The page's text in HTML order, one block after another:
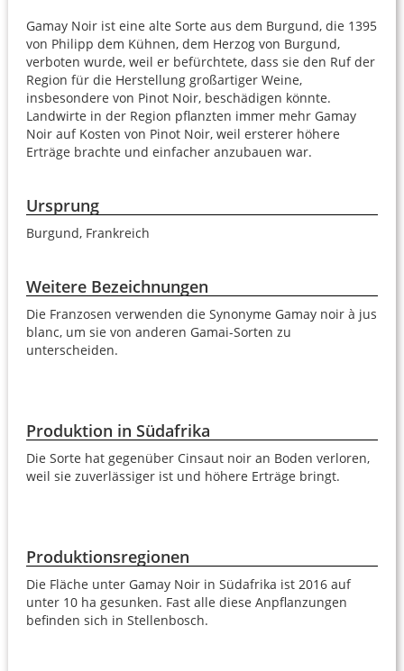
Gamay Noir ist eine alte Sorte aus dem Burgund, die 1395
von Philipp dem Kühnen, dem Herzog von Burgund,
verboten wurde, weil er befürchtete, dass sie den Ruf der
Region für die Herstellung großartiger Weine,
insbesondere von Pinot Noir, beschädigen könnte.
Landwirte in der Region pflanzten immer mehr Gamay
Noir auf Kosten von Pinot Noir, weil ersterer höhere
Erträge brachte und einfacher anzubauen war.
Ursprung
Burgund, Frankreich
Weitere Bezeichnungen
Die Franzosen verwenden die Synonyme Gamay noir à jus
blanc, um sie von anderen Gamai-Sorten zu
unterscheiden.
Produktion in Südafrika
Die Sorte hat gegenüber Cinsaut noir an Boden verloren,
weil sie zuverlässiger ist und höhere Erträge bringt.
Produktionsregionen
Die Fläche unter Gamay Noir in Südafrika ist 2016 auf
unter 10 ha gesunken. Fast alle diese Anpflanzungen
befinden sich in Stellenbosch.